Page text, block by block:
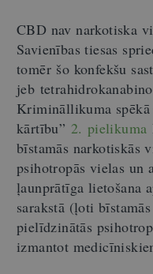
CBD nav narkotiska
Savienības tiesas
tomēr šo konfekšu
jeb
Krimināllikuma spēkā
kārtību” 2. pielikuma
bīstamās narkotiskās
psihotropās vielas un
ļaunprātīga lietošana
sarakstā (ļoti
pielīdzinātās
izmantot